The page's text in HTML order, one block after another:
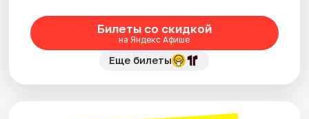
Билеты со скидкой
на Яндекс Афише
Еще билеты